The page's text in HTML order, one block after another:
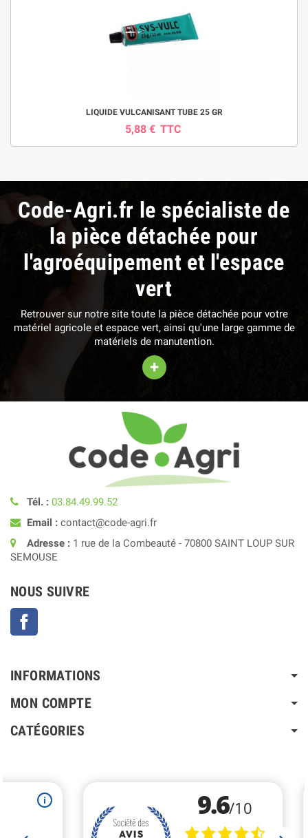
LIQUIDE VULCANISANT TUBE 25 GR
5,88 € TTC
Code-Agri.fr le spécialiste de
la pièce détachée pour
l'agroéquipement et l'espace
vert
Retrouver sur notre site toute la pièce détachée pour votre
matériel agricole et espace vert, ainsi qu'une large gamme de
matériels de manutention.
+
Tél. : 03.84.49.99.52
Email : contact@code-agri.fr
Adresse : 1 rue de la Combeauté - 70800 SAINT LOUP SUR
SEMOUSE
NOUS SUIVRE
INFORMATIONS
MON COMPTE
CATÉGORIES